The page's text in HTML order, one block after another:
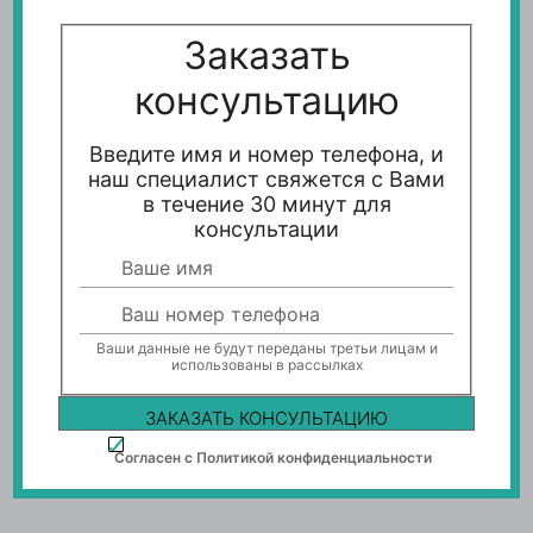
Заказать
консультацию
Введите имя и номер телефона, и
наш специалист свяжется с Вами
в течение 30 минут для
консультации
Ваши данные не будут переданы третьи лицам и
использованы в рассылках
Согласен с Политикой конфиденциальности